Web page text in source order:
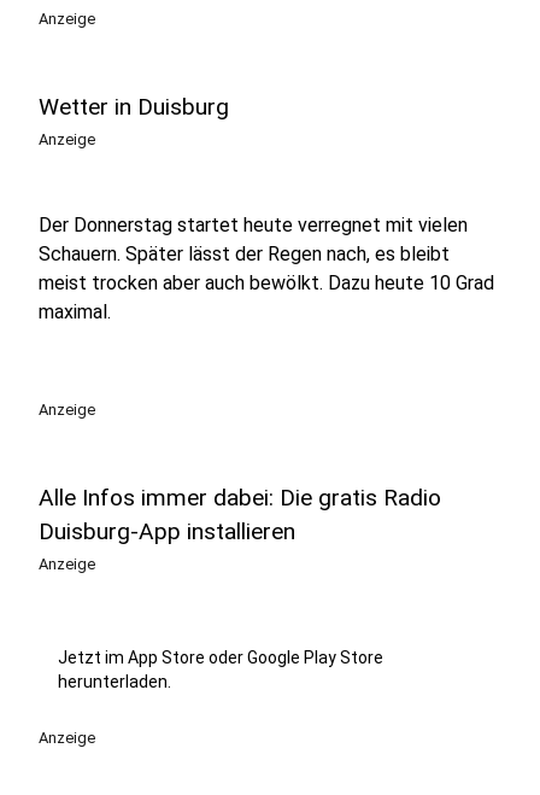
Anzeige
Wetter in Duisburg
Anzeige
Der Donnerstag startet heute verregnet mit vielen
Schauern. Später lässt der Regen nach, es bleibt
meist trocken aber auch bewölkt. Dazu heute 10 Grad
maximal.
Anzeige
Alle Infos immer dabei: Die gratis Radio
Duisburg-App installieren
Anzeige
Jetzt im App Store oder Google Play Store
herunterladen.
Anzeige